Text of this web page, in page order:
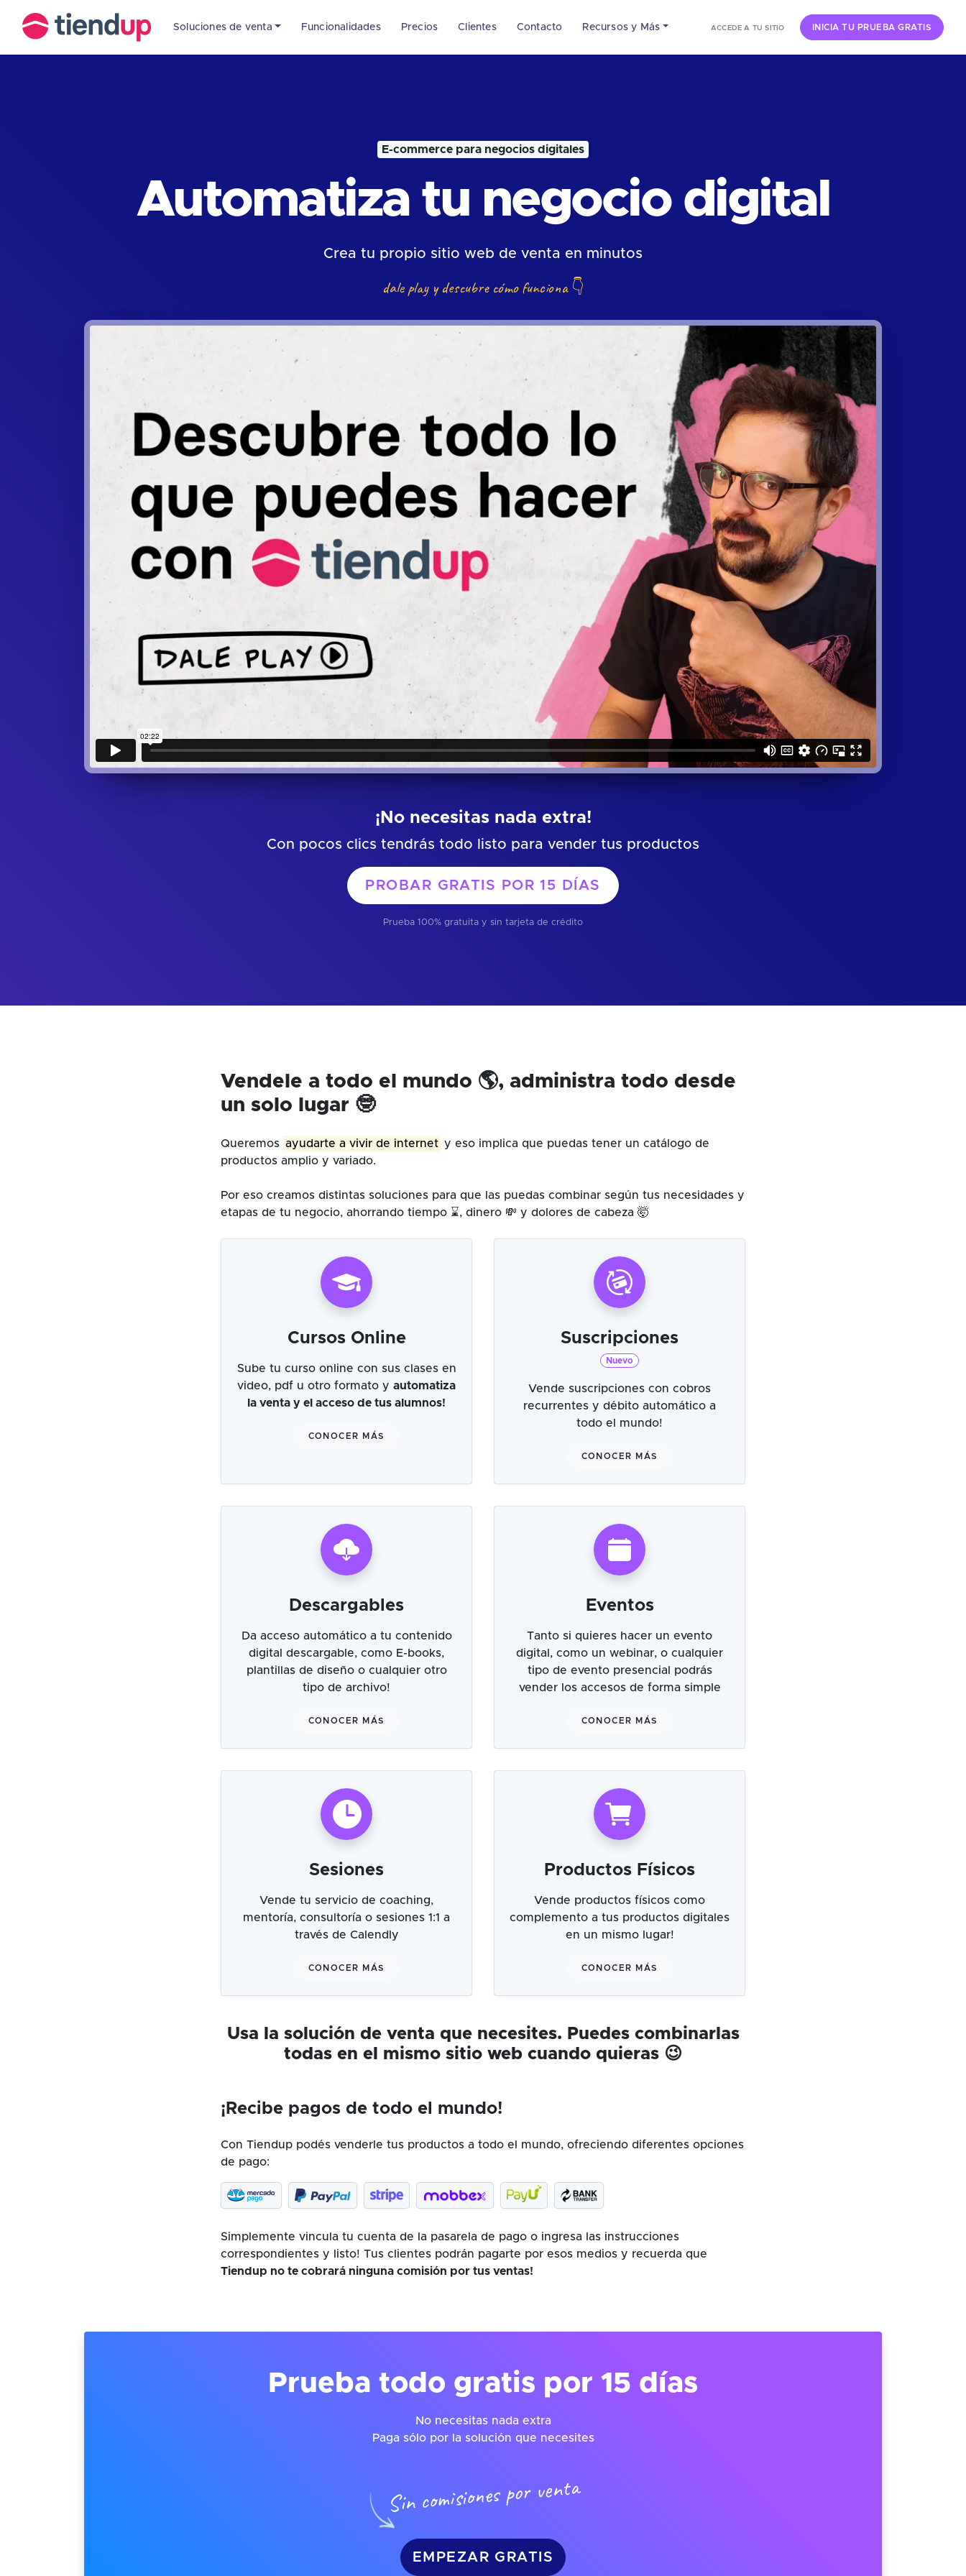
Soluciones de venta Funcionalidades Precios Clientes Contacto Recursos y Más ACCEDE A TU SITIO INICIA TU PRUEBA GRATIS
E-commerce para negocios digitales
Automatiza tu negocio digital
Crea tu propio sitio web de venta en minutos
dale play y descubre cómo funciona 👇
¡No necesitas nada extra!
Con pocos clics tendrás todo listo para vender tus productos
PROBAR GRATIS POR15 DÍAS
Prueba 100% gratuita y sin tarjeta de crédito
Vendele a todo el mundo 🌎, administra todo desde
un solo lugar 🤓
Queremos ayudarte a vivir de internet y eso implica que puedas tener un catálogo de
productos amplio y variado.
Por eso creamos distintas soluciones para que las puedas combinar según tus necesidades y
etapas de tu negocio, ahorrando tiempo ⌛, dinero 💸 y dolores de cabeza 🤯
Cursos Online
Sube tu curso online con sus clases en
video, pdf u otro formato y automatiza
la venta y el acceso de tus alumnos!
CONOCER MÁS
Suscripciones
Nuevo
Vende suscripciones con cobros
recurrentes y débito automático a
todo el mundo!
CONOCER MÁS
Descargables
Da acceso automático a tu contenido
digital descargable, como E-books,
plantillas de diseño o cualquier otro
tipo de archivo!
CONOCER MÁS
Eventos
Tanto si quieres hacer un evento
digital, como un webinar, o cualquier
tipo de evento presencial podrás
vender los accesos de forma simple
CONOCER MÁS
Sesiones
Vende tu servicio de coaching,
mentoría, consultoría o sesiones 1:1 a
través de Calendly
CONOCER MÁS
Productos Físicos
Vende productos físicos como
complemento a tus productos digitales
en un mismo lugar!
CONOCER MÁS
Usa la solución de venta que necesites. Puedes combinarlas
todas en el mismo sitio web cuando quieras 😉
¡Recibe pagos de todo el mundo!
Con Tiendup podés venderle tus productos a todo el mundo, ofreciendo diferentes opciones
de pago:
Simplemente vincula tu cuenta de la pasarela de pago o ingresa las instrucciones
correspondientes y listo! Tus clientes podrán pagarte por esos medios y recuerda que
Tiendup no te cobrará ninguna comisión por tus ventas!
Prueba todo gratis por 15 días
No necesitas nada extra
Paga sólo por la solución que necesites
Sin comisiones por venta
EMPEZAR GRATIS